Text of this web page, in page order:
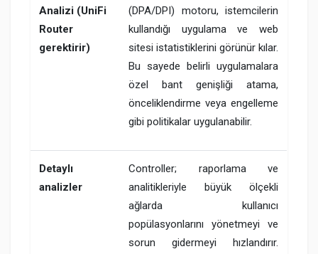
Analizi (UniFi
Router
gerektirir)
(DPA/DPI) motoru, istemcilerin
kullandığı uygulama ve web
sitesi istatistiklerini görünür kılar.
Bu sayede belirli uygulamalara
özel bant genişliği atama,
önceliklendirme veya engelleme
gibi politikalar uygulanabilir.
Detaylı
analizler
Controller; raporlama ve
analitikleriyle büyük ölçekli
ağlarda kullanıcı
popülasyonlarını yönetmeyi ve
sorun gidermeyi hızlandırır.